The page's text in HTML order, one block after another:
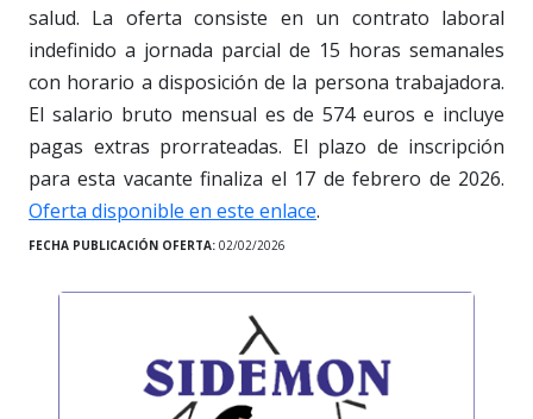
salud. La oferta consiste en un contrato laboral
indefinido a jornada parcial de 15 horas semanales
con horario a disposición de la persona trabajadora.
El salario bruto mensual es de 574 euros e incluye
pagas extras prorrateadas. El plazo de inscripción
para esta vacante finaliza el 17 de febrero de 2026.
Oferta disponible en este enlace.
FECHA PUBLICACIÓN OFERTA: 02/02/2026